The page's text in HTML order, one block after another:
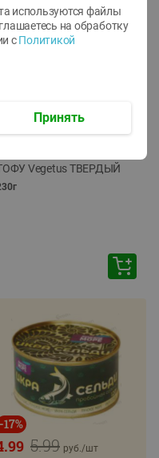
Vegetus ТВЕРДЫЙ
-17%
5.99 руб./шт
используются файлы
на обработку
с Политикой
Принять